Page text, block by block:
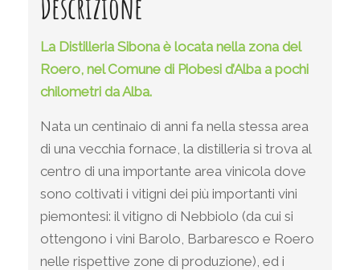
La Distilleria Sibona è locata nella zona del
Roero, nel Comune di Piobesi d’Alba a pochi
chilometri da Alba.
Nata un centinaio di anni fa nella stessa area
di una vecchia fornace, la distilleria si trova al
centro di una importante area vinicola dove
sono coltivati i vitigni dei più importanti vini
piemontesi: il vitigno di Nebbiolo (da cui si
ottengono i vini Barolo, Barbaresco e Roero
nelle rispettive zone di produzione), ed i